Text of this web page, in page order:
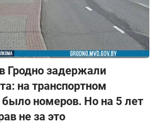
Гродно задержали
на транспортном
было номеров. Но на 5 лет
не за это